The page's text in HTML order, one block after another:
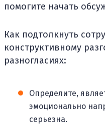
помогите начать
Как подтолкнуть
конструктивному
разногласиях:
Определите,
эмоционально
серьезна.